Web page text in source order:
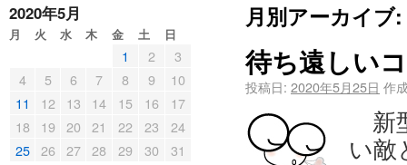
月別アーカイブ:
待ち遠しい
投稿日: 2020年5月25日 作
新
い敵
2020年5月
月 火 水 木 金 土 日
1 2
3
4
5 6 7 8 9
10
11
12 13 14 15 16
17
18
19 20 21 22 23
24
25
26 27 28 29 30 31